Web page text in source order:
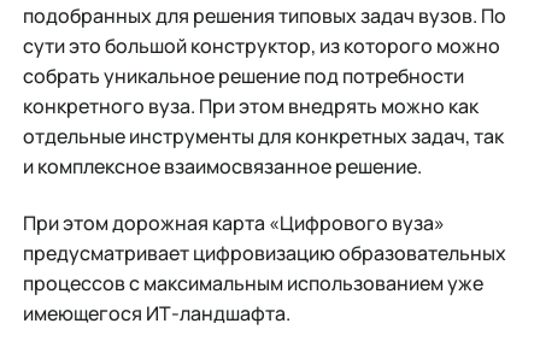
подобранных для решения типовых задач вузов. По
сути это большой конструктор, из которого можно
собрать уникальное решение под потребности
конкретного вуза. При этом внедрять можно как
отдельные инструменты для конкретных задач, так
и комплексное взаимосвязанное решение.
При этом дорожная карта «Цифрового вуза»
предусматривает цифровизацию образовательных
процессов с максимальным использованием уже
имеющегося ИТ-ландшафта.